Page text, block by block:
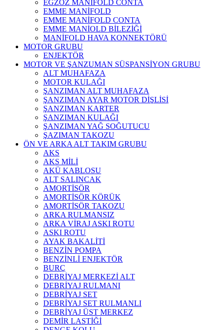
EGZOZ MANİFOLD CONTA
EMME MANİFOLD
EMME MANİFOLD CONTA
EMME MANİOLD BİLEZİĞİ
MANİFOLD HAVA KONNEKTÖRÜ
MOTOR GRUBU
ENJEKTÖR
MOTOR VE ŞANZUMAN SÜSPANSİYON GRUBU
ALT MUHAFAZA
MOTOR KULAĞI
ŞANZIMAN ALT MUHAFAZA
ŞANZIMAN AYAR MOTOR DİŞLİSİ
ŞANZIMAN KARTER
ŞANZIMAN KULAĞI
ŞANZIMAN YAĞ SOĞUTUCU
ŞAZIMAN TAKOZU
ÖN VE ARKA ALT TAKIM GRUBU
AKS
AKS MİLİ
AKÜ KABLOSU
ALT SALINCAK
AMORTİSÖR
AMORTİSÖR KÖRÜK
AMORTİSÖR TAKOZU
ARKA RULMANSIZ
ARKA VİRAJ ASKI ROTU
ASKI ROTU
AYAK BAKALİTİ
BENZİN POMPA
BENZİNLİ ENJEKTÖR
BURÇ
DEBRİYAJ MERKEZİ ALT
DEBRİYAJ RULMANI
DEBRİYAJ SET
DEBRİYAJ SET RULMANLI
DEBRİYAJ ÜST MERKEZ
DEMİR LASTİĞİ